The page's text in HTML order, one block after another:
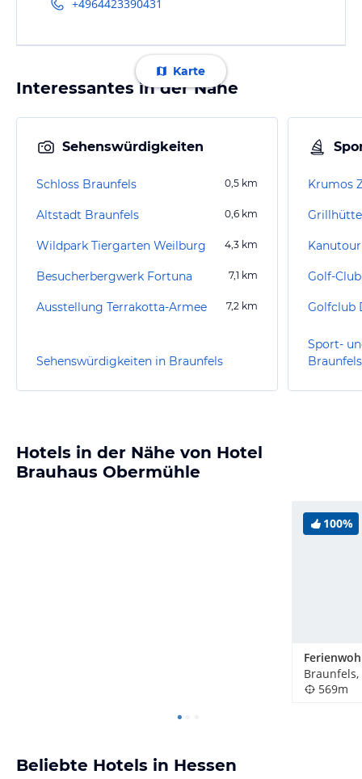
+4964423390431
Karte
Interessantes in der Nähe
Sehenswürdigkeiten
Schloss Braunfels 0,5 km
Altstadt Braunfels 0,6 km
Wildpark Tiergarten Weilburg 4,3 km
Besucherbergwerk Fortuna 7,1 km
Ausstellung Terrakotta-Armee 7,2 km
Sehenswürdigkeiten in Braunfels
Krumos
Grillhütte
Golf-
Golfclub
Sport-
Braunfels
Hotels in der Nähe von Hotel
Brauhaus Obermühle
100%
569m
Beliebte Hotels in Hessen